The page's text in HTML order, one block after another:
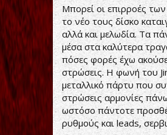
Μπορεί οι επιρροές
το νέο τους δίσκο
αλλά και μελωδία. Τα
μέσα στα καλύτερα
πόσες φορές έχω
στρώσεις. Η φωνή του
μεταλλικό πάρτυ που
στρώσεις αρμονίες
ωστόσο πάντοτε
ρυθμούς και leads,